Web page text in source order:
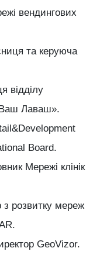
вендингових
та керуюча
відділу
Лаваш».
Board.
Мережі клінік
розвитку мереж
GeoVizor.